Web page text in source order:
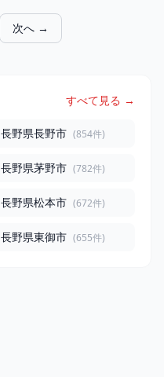
次へ →
すべて見る →
長野県長野市 (854件)
長野県茅野市 (782件)
長野県松本市 (672件)
長野県東御市 (655件)